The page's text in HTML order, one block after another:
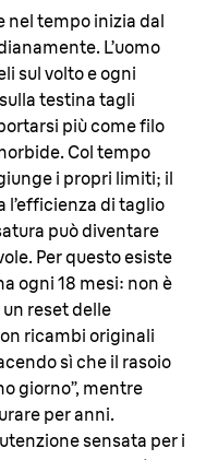
nel tempo inizia dal
L’uomo
sul volto e ogni
testina tagli
più come filo
Col tempo
i propri limiti; il
l’efficienza di taglio
può diventare
Per questo esiste
ogni 18 mesi: non è
reset delle
ricambi originali
sì che il rasoio
giorno”, mentre
per anni.
sensata per i